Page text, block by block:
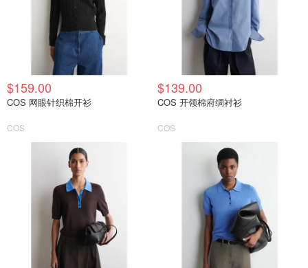
$159.00
COS 网眼针织棉开衫
COS
$139.00
COS 开领棉府绸衬衫
COS